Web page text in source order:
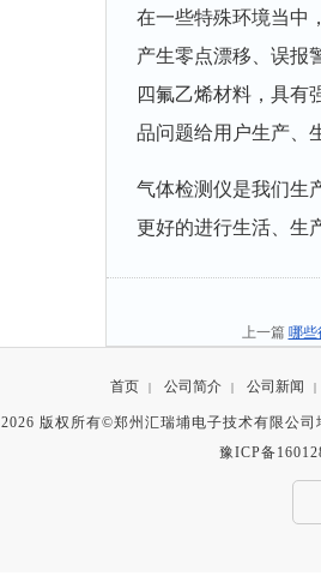
在一些特殊环境当中
产生零点漂移、误报
四氟乙烯材料，具有
品问题给用户生产、
气体检测仪是我们生
更好的进行生活、生
上一篇 哪些
首页 | 公司简介 | 公司新闻 |
2026 版权所有©郑州汇瑞埔电子技术有限公
豫ICP备